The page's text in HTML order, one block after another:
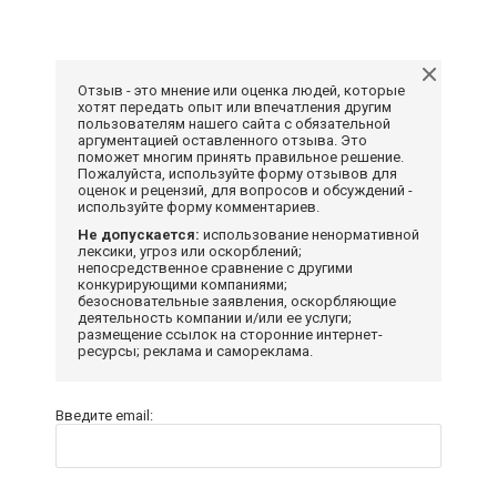
Отзыв - это мнение или оценка людей, которые
хотят передать опыт или впечатления другим
пользователям нашего сайта с обязательной
аргументацией оставленного отзыва. Это
поможет многим принять правильное решение.
Пожалуйста, используйте форму отзывов для
оценок и рецензий, для вопросов и обсуждений -
используйте форму комментариев.
Не допускается: использование ненормативной
лексики, угроз или оскорблений;
непосредственное сравнение с другими
конкурирующими компаниями;
безосновательные заявления, оскорбляющие
деятельность компании и/или ее услуги;
размещение ссылок на сторонние интернет-
ресурсы; реклама и самореклама.
Введите email: